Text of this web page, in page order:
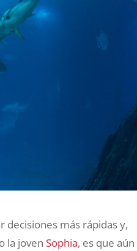
más rápidas y,
o la jovenSophia, es que aún